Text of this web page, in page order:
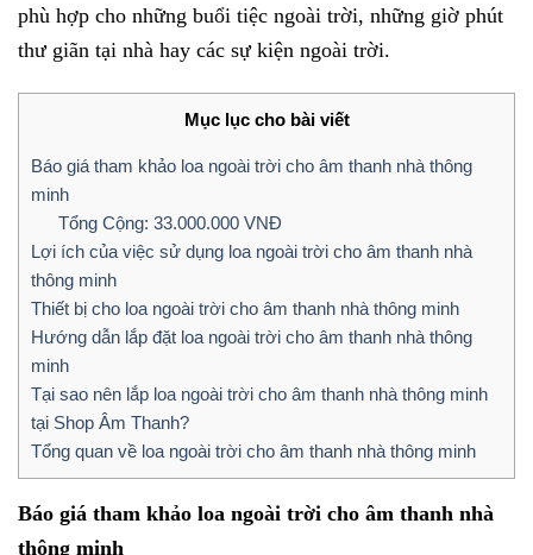
phù hợp cho những buổi tiệc ngoài trời, những giờ phút
thư giãn tại nhà hay các sự kiện ngoài trời.
Mục lục cho bài viết
Báo giá tham khảo loa ngoài trời cho âm thanh nhà thông
minh
Tổng Cộng: 33.000.000 VNĐ
Lợi ích của việc sử dụng loa ngoài trời cho âm thanh nhà
thông minh
Thiết bị cho loa ngoài trời cho âm thanh nhà thông minh
Hướng dẫn lắp đặt loa ngoài trời cho âm thanh nhà thông
minh
Tại sao nên lắp loa ngoài trời cho âm thanh nhà thông minh
tại Shop Âm Thanh?
Tổng quan về loa ngoài trời cho âm thanh nhà thông minh
Báo giá tham khảo loa ngoài trời cho âm thanh nhà
thông minh